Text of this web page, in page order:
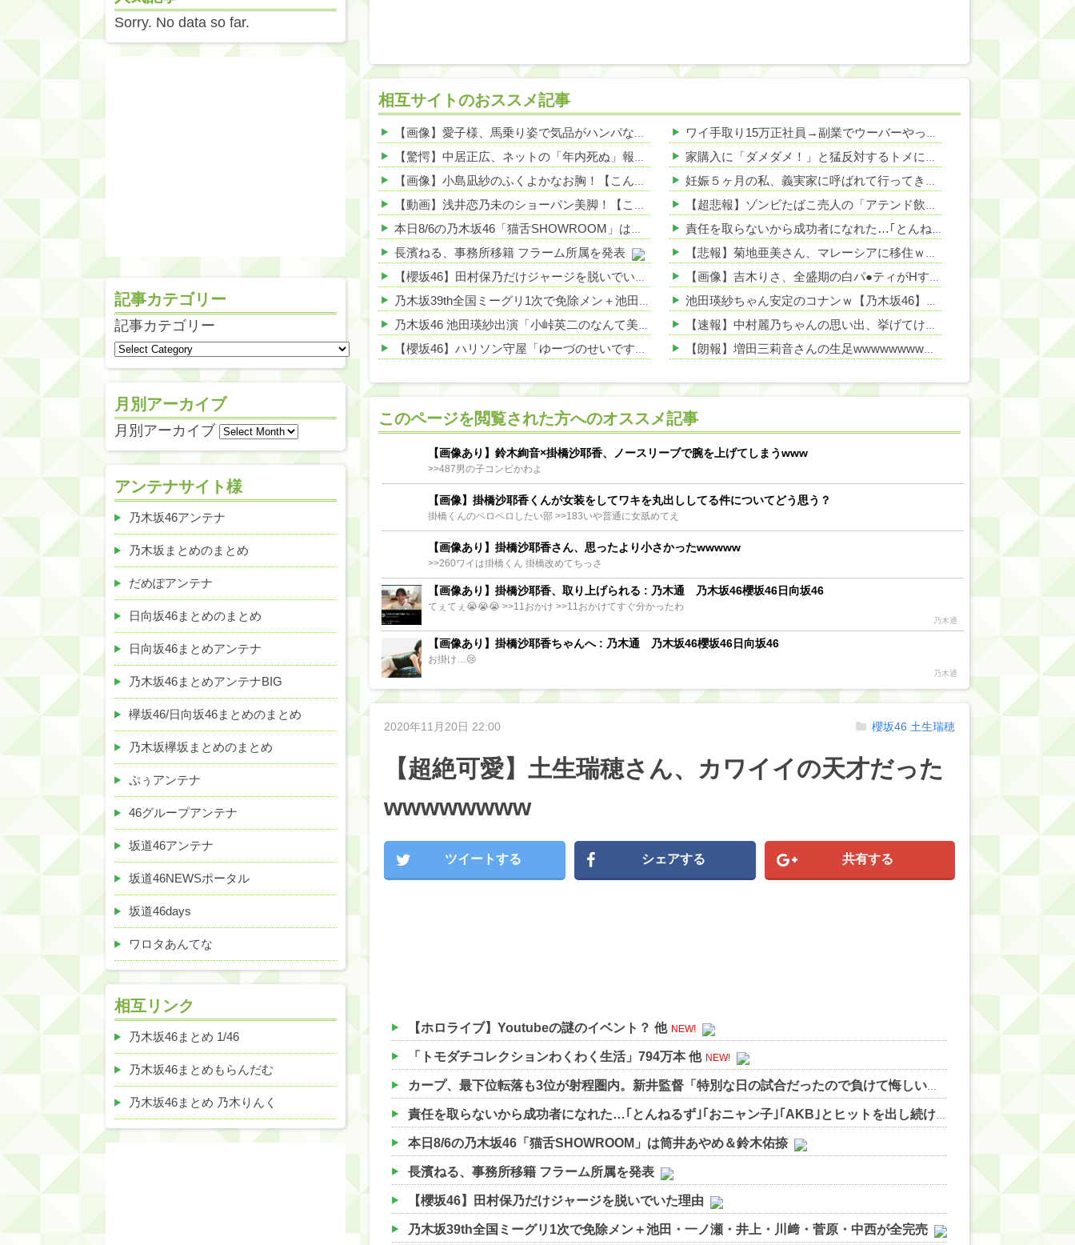
相互サイトのおススメ記事
【画像】愛子様、馬乗り姿で気品がハンパないｗｗｗｗ 他 NEW!
【驚愕】中居正広、ネットの「年内死ぬ」報道に苦笑wwwwww 他 NEW!
【画像】小島凪紗のふくよかなお胸！【こんなぎ】【櫻坂46】 他 NEW!
【動画】浅井恋乃未のショーパン美脚！【このみん】【櫻坂46】 他 NEW!
本日8/6の乃木坂46「猫舌SHOWROOM」は筒井あやめ＆鈴木佑捺
長濱ねる、事務所移籍 フラーム所属を発表
【櫻坂46】田村保乃だけジャージを脱いでいた理由
乃木坂39th全国ミーグリ1次で免除メン＋池田・一ノ瀬・井上・川﨑・菅原・中西が全完売
乃木坂46 池田瑛紗出演「小峠英二のなんて美だ！」テーマ：徳川家康【2025.8.5 24:00〜 TOKYO MX】
【櫻坂46】ハリソン守屋「ゆーづのせいです」【ラヴィット!】
【日向坂46】この月、何かあるのか！？『お願いバッハ！』ミーグリ日程がこちら
Powered by livedoor 相互RSS
ワイ手取り15万正社員→副業でウーバーやってるんやが金がない
家購入に「ダメダメ！」と猛反対するトメに「あなたの家じゃありません」と言い放った結果→激怒したトメが自ら〇〇を口にして最高の展開へｗｗｗｗｗｗ
妊娠５ヶ月の私、義実家に呼ばれて行ってきた。治療を経て妊娠５ヶ月になった義妹を引き合いに出され、トメから放たれた「耳を疑う理不尽すぎる一言」に愕然←妊娠時期の操作とか超能力者かよ
【超悲報】ゾンビたばこ売人の「アテンド飲み会」で広島カープ田村俊介がセクシー女優と寸止めキスｗｗｗ
責任を取らないから成功者になれた…｢とんねるず｣｢おニャン子｣｢AKB｣とヒットを出し続けた秋元康の哲学！！！
【悲報】菊地亜美さん、マレーシアに移住ｗｗｗｗｗｗｗｗｗｗｗｗｗｗｗｗｗｗｗｗｗｗｗｗｗ
【画像】吉木りさ、全盛期の白パ●ティがHすぎる NEW!
池田瑛紗ちゃん安定のコナンｗ【乃木坂46】NEW!
【速報】中村麗乃ちゃんの思い出、挙げてけwwwwwwwwwww
【朗報】増田三莉音さんの生足wwwwwwwwwwww
乃木坂46『オリコン上半期SG1位獲得!!』←もうこれ今が全盛期だろwwwwww
Powered by livedoor 相互RSS
このページを閲覧された方へのオススメ記事
【画像あり】鈴木絢音×掛橋沙耶香、ノースリーブで腕を上げてしまうwww
>>487男の子コンビかわよ
【画像】掛橋沙耶香くんが女装をしてワキを丸出ししてる件についてどう思う？
掛橋くんのペロペロしたい部 >>183いや普通に女舐めてえ
【画像あり】掛橋沙耶香さん、思ったより小さかったwwwww
>>260ワイは掛橋くん 掛橋改めてちっさ
【画像あり】掛橋沙耶香、取り上げられる : 乃木通 乃木坂46櫻坂46日向坂46
てぇてぇ😭😭😭 >>11おかけ >>11おかけてすぐ分かったわ
乃木通
【画像あり】掛橋沙耶香ちゃんへ : 乃木通 乃木坂46櫻坂46日向坂46
お掛け…😢
乃木通
2020年11月20日 22:00
【超絶可愛】土生瑞穂さん、カワイイの天才だった
wwwwwwww
櫻坂46 土生瑞穂
ツイートする シェアする 共有する
【ホロライブ】Youtubeの謎のイベント？ 他 NEW!
「トモダチコレクションわくわく生活」794万本 他 NEW!
カープ、最下位転落も3位が射程圏内。新井監督「特別な日の試合だったので負けて悔しい」【反省会】 他
責任を取らないから成功者になれた…｢とんねるず｣｢おニャン子｣｢AKB｣とヒットを出し続けた秋元康の哲学！！！
本日8/6の乃木坂46「猫舌SHOWROOM」は筒井あやめ＆鈴木佑捺
長濱ねる、事務所移籍 フラーム所属を発表
【櫻坂46】田村保乃だけジャージを脱いでいた理由
乃木坂39th全国ミーグリ1次で免除メン＋池田・一ノ瀬・井上・川﨑・菅原・中西が全完売
Sorry. No data so far.
記事カテゴリー
記事カテゴリー
月別アーカイブ
月別アーカイブ
アンテナサイト様
乃木坂46アンテナ
乃木坂まとめのまとめ
だめぽアンテナ
日向坂46まとめのまとめ
日向坂46まとめアンテナ
乃木坂46まとめアンテナBIG
欅坂46/日向坂46まとめのまとめ
乃木坂欅坂まとめのまとめ
ぷぅアンテナ
46グループアンテナ
坂道46アンテナ
坂道46NEWSポータル
坂道46days
ワロタあんてな
相互リンク
乃木坂46まとめ 1/46
乃木坂46まとめもらんだむ
乃木坂46まとめ 乃木りんく